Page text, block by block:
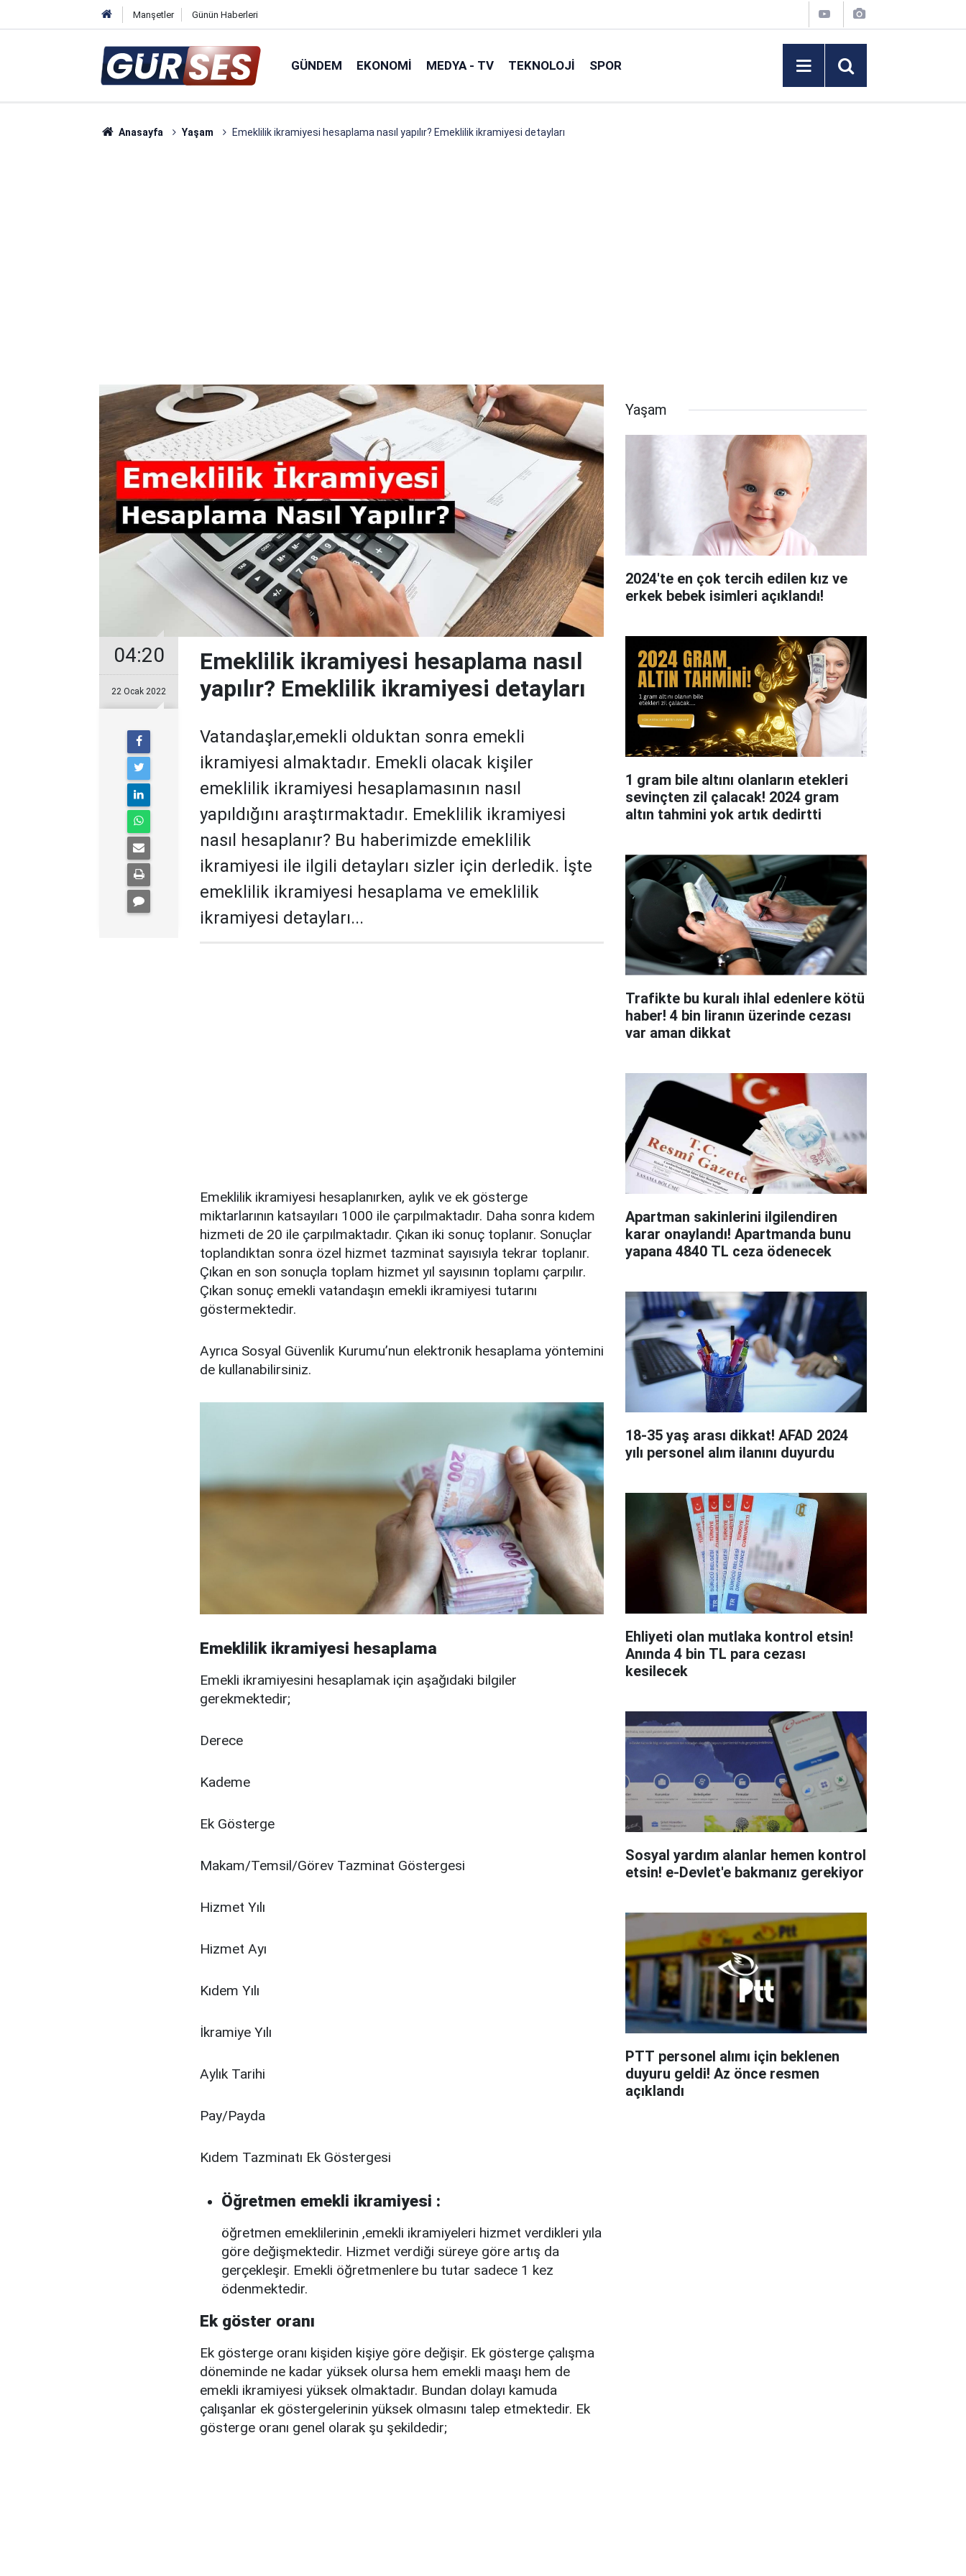
Manşetler Günün Haberleri
GÜNDEM EKONOMI MEDYA - TV TEKNOLOJI SPOR
Anasayfa Yaşam Emeklilik ikramiyesi hesaplama nasıl yapılır? Emeklilik ikramiyesi detayları
04:20
22 Ocak 2022
Emeklilik ikramiyesi hesaplama nasıl
yapılır? Emeklilik ikramiyesi detayları
Vatandaşlar,emekli olduktan sonra emekli
ikramiyesi almaktadır. Emekli olacak kişiler
emeklilik ikramiyesi hesaplamasının nasıl
yapıldığını araştırmaktadır. Emeklilik ikramiyesi
nasıl hesaplanır? Bu haberimizde emeklilik
ikramiyesi ile ilgili detayları sizler için derledik. İşte
emeklilik ikramiyesi hesaplama ve emeklilik
ikramiyesi detayları...
Emeklilik ikramiyesi hesaplanırken, aylık ve ek gösterge
miktarlarının katsayıları 1000 ile çarpılmaktadır. Daha sonra kıdem
hizmeti de 20 ile çarpılmaktadır. Çıkan iki sonuç toplanır. Sonuçlar
toplandıktan sonra özel hizmet tazminat sayısıyla tekrar toplanır.
Çıkan en son sonuçla toplam hizmet yıl sayısının toplamı çarpılır.
Çıkan sonuç emekli vatandaşın emekli ikramiyesi tutarını
göstermektedir.
Ayrıca Sosyal Güvenlik Kurumu’nun elektronik hesaplama yöntemini
de kullanabilirsiniz.
Emeklilik ikramiyesi hesaplama
Emekli ikramiyesini hesaplamak için aşağıdaki bilgiler
gerekmektedir;
Derece
Kademe
Ek Gösterge
Makam/Temsil/Görev Tazminat Göstergesi
Hizmet Yılı
Hizmet Ayı
Kıdem Yılı
İkramiye Yılı
Aylık Tarihi
Pay/Payda
Kıdem Tazminatı Ek Göstergesi
Öğretmen emekli ikramiyesi :
öğretmen emeklilerinin ,emekli ikramiyeleri hizmet verdikleri yıla
göre değişmektedir. Hizmet verdiği süreye göre artış da
gerçekleşir. Emekli öğretmenlere bu tutar sadece 1 kez
ödenmektedir.
Ek göster oranı
Ek gösterge oranı kişiden kişiye göre değişir. Ek gösterge çalışma
döneminde ne kadar yüksek olursa hem emekli maaşı hem de
emekli ikramiyesi yüksek olmaktadır. Bundan dolayı kamuda
çalışanlar ek göstergelerinin yüksek olmasını talep etmektedir. Ek
gösterge oranı genel olarak şu şekildedir;
Yaşam
2024'te en çok tercih edilen kız ve
erkek bebek isimleri açıklandı!
1 gram bile altını olanların etekleri
sevinçten zil çalacak! 2024 gram
altın tahmini yok artık dedirtti
Trafikte bu kuralı ihlal edenlere kötü
haber! 4 bin liranın üzerinde cezası
var aman dikkat
Apartman sakinlerini ilgilendiren
karar onaylandı! Apartmanda bunu
yapana 4840 TL ceza ödenecek
18-35 yaş arası dikkat! AFAD 2024
yılı personel alım ilanını duyurdu
Ehliyeti olan mutlaka kontrol etsin!
Anında 4 bin TL para cezası
kesilecek
Sosyal yardım alanlar hemen kontrol
etsin! e-Devlet'e bakmanız gerekiyor
PTT personel alımı için beklenen
duyuru geldi! Az önce resmen
açıklandı